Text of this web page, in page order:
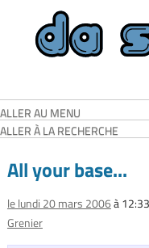
ALLER AU MENU
ALLER À LA RECHERCHE
All your base...
le lundi 20 mars 2006à
Grenier